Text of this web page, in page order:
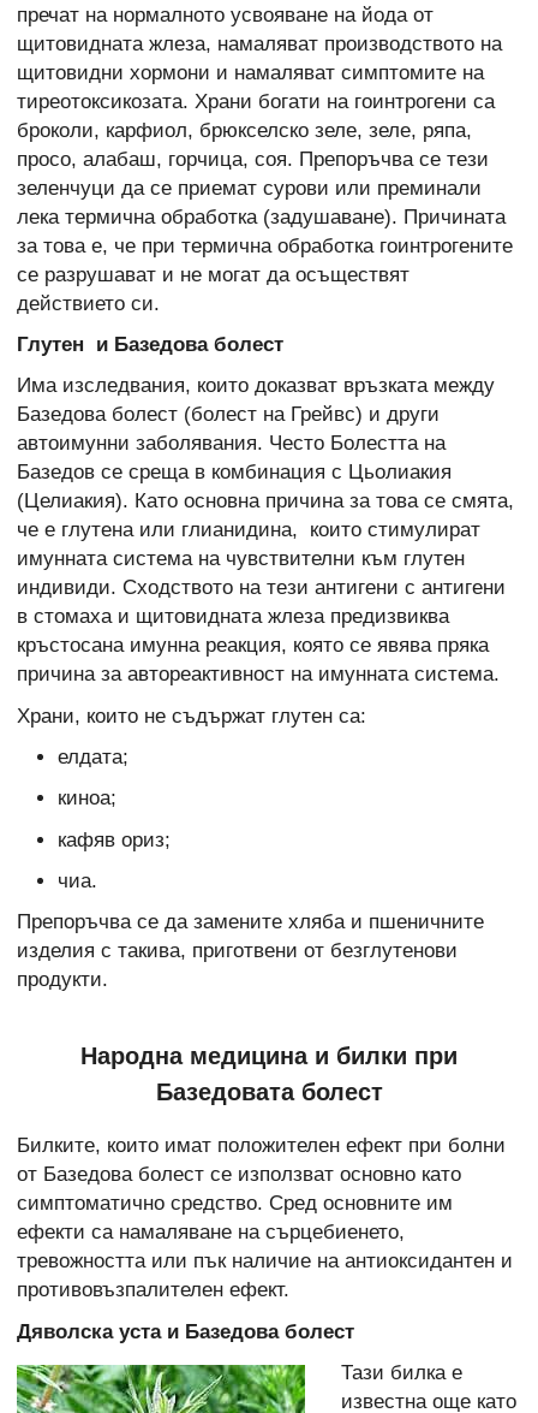
пречат на нормалното усвояване на йода от
щитовидната жлеза, намаляват производството на
щитовидни хормони и намаляват симптомите на
тиреотоксикозата. Храни богати на гоинтрогени са
броколи, карфиол, брюкселско зеле, зеле, ряпа,
просо, алабаш, горчица, соя. Препоръчва се тези
зеленчуци да се приемат сурови или преминали
лека термична обработка (задушаване). Причината
за това е, че при термична обработка гоинтрогените
се разрушават и не могат да осъществят
действието си.
Глутен и Базедова болест
Има изследвания, които доказват връзката между
Базедова болест (болест на Грейвс) и други
автоимунни заболявания. Често Болестта на
Базедов се среща в комбинация с Цьолиакия
(Целиакия). Като основна причина за това се смята,
че е глутена или глианидина, които стимулират
имунната система на чувствителни към глутен
индивиди. Сходството на тези антигени с антигени
в стомаха и щитовидната жлеза предизвиква
кръстосана имунна реакция, която се явява пряка
причина за автореактивност на имунната система.
Храни, които не съдържат глутен са:
елдата;
киноа;
кафяв ориз;
чиа.
Препоръчва се да замените хляба и пшеничните
изделия с такива, приготвени от безглутенови
продукти.
Народна медицина и билки при
Базедовата болест
Билките, които имат положителен ефект при болни
от Базедова болест се използват основно като
симптоматично средство. Сред основните им
ефекти са намаляване на сърцебиенето,
тревожността или пък наличие на антиоксидантен и
противовъзпалителен ефект.
Дяволска уста и Базедова болест
Тази билка е
известна още като